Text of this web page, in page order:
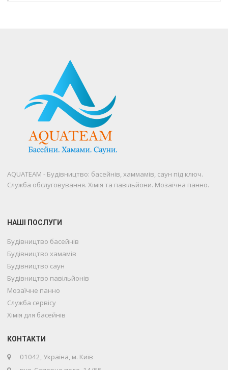
AQUATEAM - Будівництво: басейнів, хаммамів, саун під ключ.
Служба обслуговування. Хімія та павільйони. Мозаїчна панно.
НАШІ ПОСЛУГИ
Будівництво басейнів
Будівництво хамамів
Будівництво саун
Будівництво павільйонів
Мозаїчне панно
Служба сервісу
Хімія для басейнів
КОНТАКТИ
01042, Україна, м. Київ